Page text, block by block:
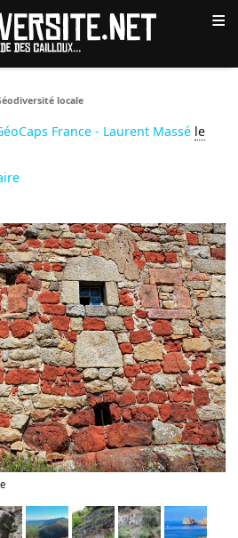
≡
locale
France - Laurent Massé le